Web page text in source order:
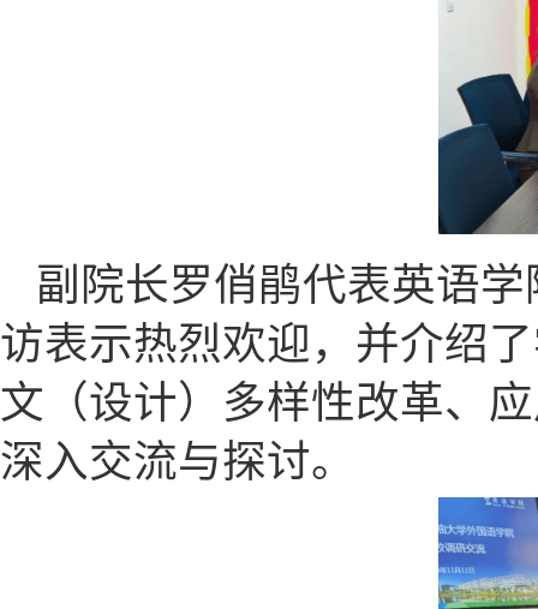
副院长罗俏鹃代表英语
访表示热烈欢迎，并介绍
文（设计）多样性改革、
深入交流与探讨。